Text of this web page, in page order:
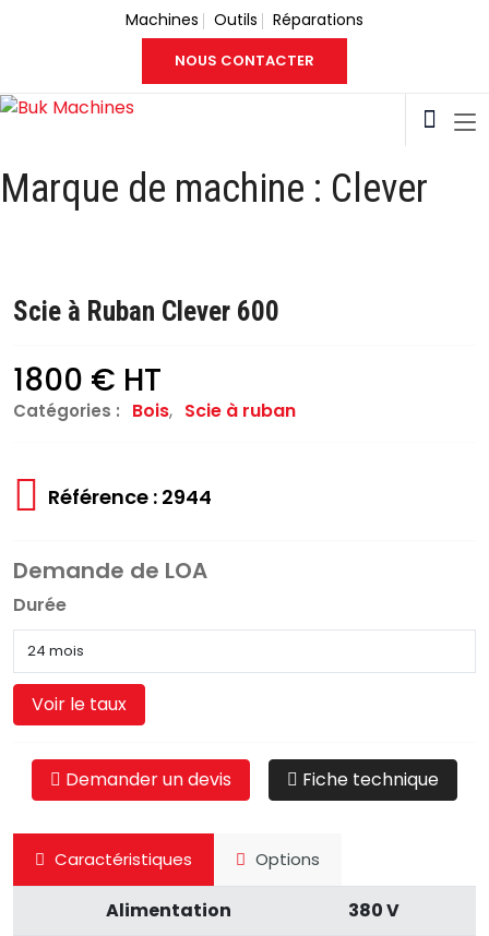
Machines Outils Réparations
NOUS CONTACTER
Marque de machine : Clever
Scie à Ruban Clever 600
1800 € HT
Catégories : Bois, Scie à ruban
Référence : 2944
Demande de LOA
Durée
Voir le taux
Demander un devis Fiche technique
Caractéristiques Options
Alimentation
380 V